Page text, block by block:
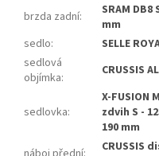
brzda zadní:
SRAM
mm
sedlo:
SELLE
sedlová
objímka: CRUSSIS
sedlovka:
X-FUSION
zdvih S -
190 mm
CRUSSIS